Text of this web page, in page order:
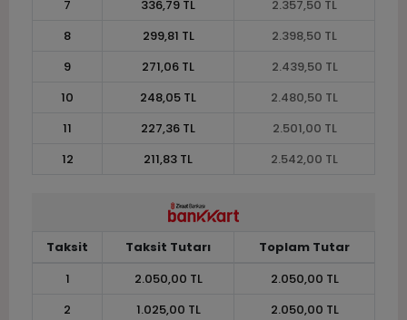
7
336,79 TL
2.357,50 TL
8
299,81 TL
2.398,50 TL
9
271,06 TL
2.439,50 TL
10
248,05 TL
2.480,50 TL
11
227,36 TL
2.501,00 TL
12
211,83 TL 2.542,00 TL
Taksit Taksit Tutarı
Toplam Tutar
1
2.050,00 TL
2.050,00 TL
2
1.025,00 TL
2.050,00 TL